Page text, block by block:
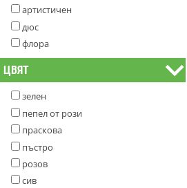
артистичен
дюс
флора
ЦВЯТ
зелен
пепел от рози
праскова
пъстро
розов
сив